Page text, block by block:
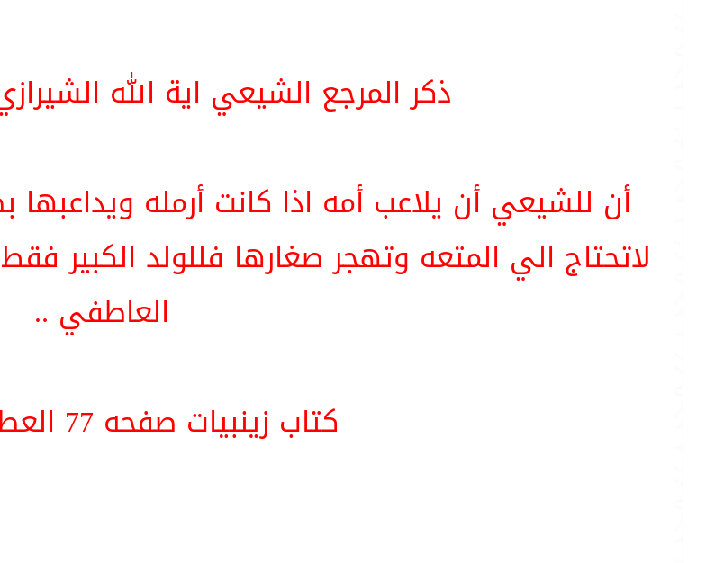
ذكر المرجع الشيعي اية الله
أن للشيعي أن يلاعب أمه اذا كانت أرمله
لاتحتاج الي المتعه وتهجر صغارها فللولد الكبير
العاطفي ..
كتاب زينبيات صفحه 77 العطف العائلي